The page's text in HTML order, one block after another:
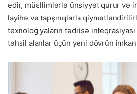
edir, müəllimlərlə ünsiyyət qurur və
layihə və tapşırıqlarla
texnologiyaların tədrisə inteqrasiyası
təhsil alanlar üçün yeni dövrün